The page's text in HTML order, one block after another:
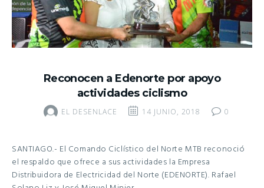
Reconocen a Edenorte por apoyo
actividades ciclismo
EL DESENLACE 14 JUNIO, 2018 0
SANTIAGO.- El Comando Ciclístico del Norte MTB reconoció
el respaldo que ofrece a sus actividades la Empresa
Distribuidora de Electricidad del Norte (EDENORTE). Rafael